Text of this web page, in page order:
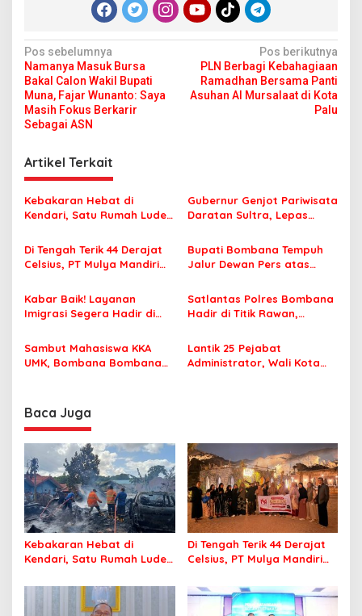
N
a
v
i
a
s
i
o
Pos sebelumnya
Namanya Masuk Bursa
Bakal Calon Wakil Bupati
Muna, Fajar Wunanto: Saya
Masih Fokus Berkarir
Sebagai ASN
Pos berikutnya
PLN Berbagi Kebahagiaan
Ramadhan Bersama Panti
Asuhan Al Mursalaat di Kota
Palu
Artikel Terkait
Kebakaran Hebat di
Kendari, Satu Rumah Ludes
Gubernur Genjot Pariwisata
Daratan Sultra, Lepas
Tiga Kabupaten Unggulan
Di Tengah Terik 44 Derajat
Celsius, PT Mulya Mandiri
Jamaah Tetap Sehat dan
Nyaman Beribadah
Bupati Bombana Tempuh
Jalur Dewan Pers atas
Korupsi Jembatan Cirauci II
Kabar Baik! Layanan
Imigrasi Segera Hadir di
Perlu Lagi ke Kendari
Satlantas Polres Bombana
Hadir di Titik Rawan,
Sekolah dengan Aman
Sambut Mahasiswa KKA
UMK, Bombana Bombana
Lantik 25 Pejabat
Administrator, Wali Kota
Baca Juga
Kebakaran Hebat di
Kendari, Satu Rumah Ludes
Di Tengah Terik 44 Derajat
Celsius, PT Mulya Mandiri
Jamaah Tetap Sehat dan
Nyaman Beribadah